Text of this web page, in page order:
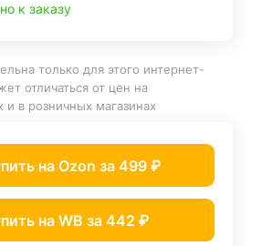
к заказу
только для этого интернет-
отличаться от цен на
и в розничных магазинах
на Ozon за 499 ₽
на WB за 442 ₽